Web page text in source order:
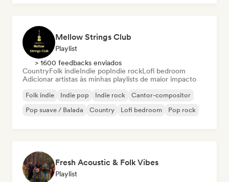
Mellow Strings Club
Playlist
> 1600 feedbacks enviados
CountryFolk indieIndie popIndie rockLofi bedroom
Adicionar artistas às minhas playlists de maior impacto
Folk indie Indie pop Indie rock
Cantor-compositor
Pop suave / Balada
Country Lofi bedroom Pop rock
Fresh Acoustic & Folk Vibes
Playlist